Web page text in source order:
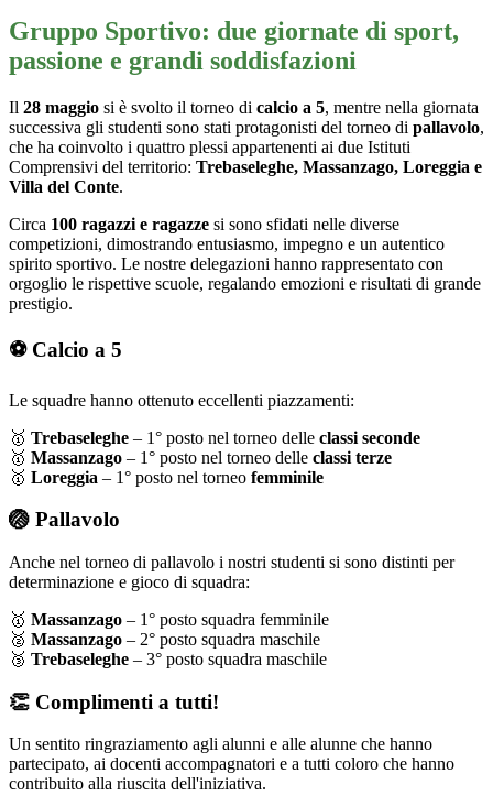
Gruppo Sportivo: due giornate di sport,
passione e grandi soddisfazioni
Il 28 maggio si è svolto il torneo di calcio a 5, mentre nella giornata
successiva gli studenti sono stati protagonisti del torneo di pallavolo,
che ha coinvolto i quattro plessi appartenenti ai due Istituti
Comprensivi del territorio: Trebaseleghe, Massanzago, Loreggia e
Villa del Conte.
Circa 100 ragazzi e ragazze si sono sfidati nelle diverse
competizioni, dimostrando entusiasmo, impegno e un autentico
spirito sportivo. Le nostre delegazioni hanno rappresentato con
orgoglio le rispettive scuole, regalando emozioni e risultati di grande
prestigio.
⚽ Calcio a 5
Le squadre hanno ottenuto eccellenti piazzamenti:
🥇 Trebaseleghe – 1° posto nel torneo delle classi seconde
🥇 Massanzago – 1° posto nel torneo delle classi terze
🥇 Loreggia – 1° posto nel torneo femminile
🏐 Pallavolo
Anche nel torneo di pallavolo i nostri studenti si sono distinti per
determinazione e gioco di squadra:
🥇 Massanzago – 1° posto squadra femminile
🥈 Massanzago – 2° posto squadra maschile
🥉 Trebaseleghe – 3° posto squadra maschile
👏 Complimenti a tutti!
Un sentito ringraziamento agli alunni e alle alunne che hanno
partecipato, ai docenti accompagnatori e a tutti coloro che hanno
contribuito alla riuscita dell'iniziativa.